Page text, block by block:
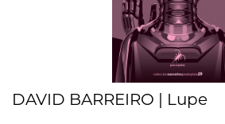
DAVID BARREIRO | Lupe